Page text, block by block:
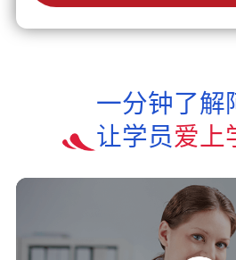
一分钟了解
让学员爱上